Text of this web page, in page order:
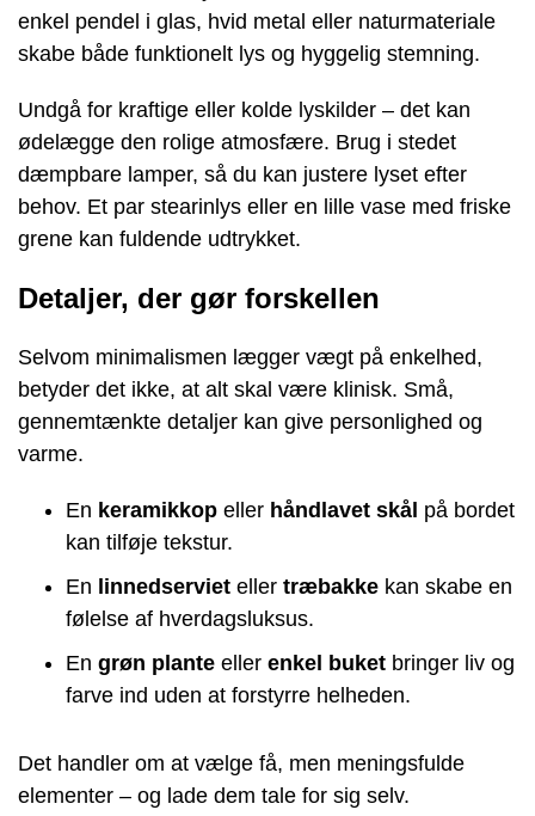
enkel pendel i glas, hvid metal eller naturmateriale
skabe både funktionelt lys og hyggelig stemning.
Undgå for kraftige eller kolde lyskilder – det kan
ødelægge den rolige atmosfære. Brug i stedet
dæmpbare lamper, så du kan justere lyset efter
behov. Et par stearinlys eller en lille vase med friske
grene kan fuldende udtrykket.
Detaljer, der gør forskellen
Selvom minimalismen lægger vægt på enkelhed,
betyder det ikke, at alt skal være klinisk. Små,
gennemtænkte detaljer kan give personlighed og
varme.
En keramikkop eller håndlavet skål på bordet
kan tilføje tekstur.
En linnedserviet eller træbakke kan skabe en
følelse af hverdagsluksus.
En grøn plante eller enkel buket bringer liv og
farve ind uden at forstyrre helheden.
Det handler om at vælge få, men meningsfulde
elementer – og lade dem tale for sig selv.